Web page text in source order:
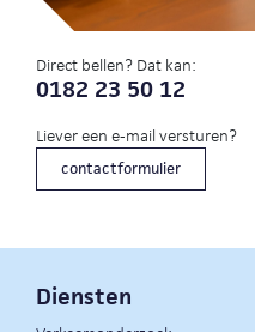
Direct bellen? Dat kan:
0182 23 50 12
Liever een e-mail versturen?
contactformulier
Diensten